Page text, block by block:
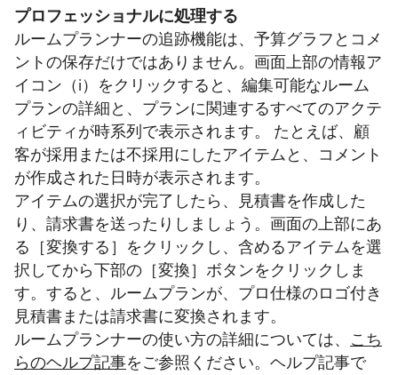
プロフェッショナルに処理する
ルームプランナーの追跡機能は、予算グラフとコメ
ントの保存だけではありません。画面上部の情報ア
イコン（i）をクリックすると、編集可能なルーム
プランの詳細と、プランに関連するすべてのアクテ
ィビティが時系列で表示されます。 たとえば、顧
客が採用または不採用にしたアイテムと、コメント
が作成された日時が表示されます。
アイテムの選択が完了したら、見積書を作成した
り、請求書を送ったりしましょう。画面の上部にあ
る［変換する］をクリックし、含めるアイテムを選
択してから下部の［変換］ボタンをクリックしま
す。すると、ルームプランが、プロ仕様のロゴ付き
見積書または請求書に変換されます。
ルームプランナーの使い方の詳細については、 こち
らのヘルプ記事をご参照ください。ヘルプ記事で